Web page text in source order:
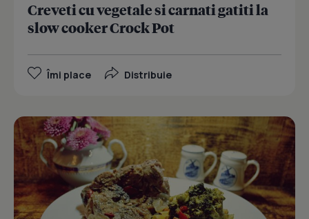
Creveti cu vegetale si carnati gatiti la
slow cooker Crock Pot
Îmi place Distribuie